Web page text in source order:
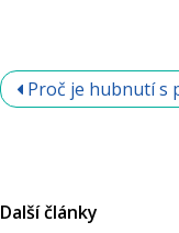
Proč je hubnutí s
Další články